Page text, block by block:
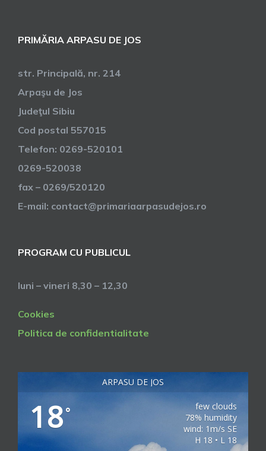
PRIMĂRIA ARPASU DE JOS
str. Principală, nr. 214
Arpaşu de Jos
Judeţul Sibiu
Cod postal 557015
Telefon: 0269-520101
0269-520038
fax – 0269/520120
E-mail: contact@primariaarpasudejos.ro
PROGRAM CU PUBLICUL
luni – vineri 8,30 – 12,30
Cookies
Politica de confidentialitate
ARPASU DE JOS
18°
few clouds
78% humidity
wind: 1m/s SE
H 18 • L 18